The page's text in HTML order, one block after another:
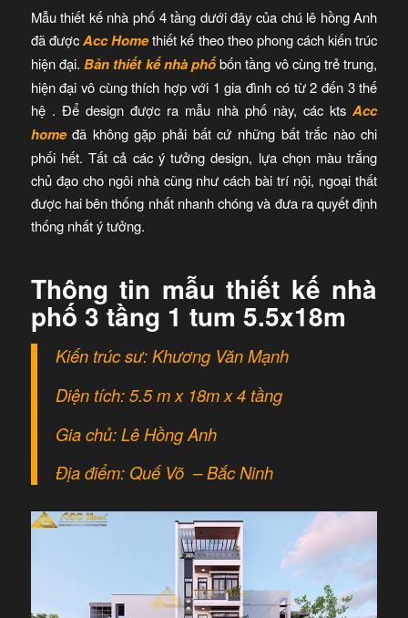
Mẫu thiết kế nhà phố 4 tầng dưới đây của chú lê hồng Anh
đã đượcAcc Homethiết kế theo theo phong cách kiến trúc
hiện đại. Bản thiết kế nhà phố bốn tầng vô cùng trẻ trung,
hiện đại vô cùng thích hợp với 1 gia đình có từ 2 đến 3 thế
hệ . Để design được ra mẫu nhà phố này, các ktsAcc
homeđã không gặp phải bất cứ những bất trắc nào chi
phối hết. Tất cả các ý tưởng design, lựa chọn màu trắng
chủ đạo cho ngôi nhà cũng như cách bài trí nội, ngoại thất
được hai bên thống nhất nhanh chóng và đưa ra quyết định
thống nhất ý tưởng.
Thông tin mẫu thiết kế nhà
phố 3 tầng 1 tum 5.5x18m
Kiến trúc sư: Khương Văn Mạnh
Diện tích: 5.5 m x 18m x 4 tầng
Gia chủ: Lê Hồng Anh
Địa điểm: Quế Võ – Bắc Ninh